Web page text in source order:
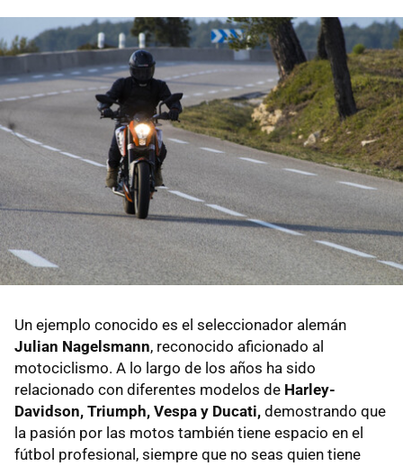
Un ejemplo conocido es el seleccionador alemán
Julian Nagelsmann, reconocido aficionado al
motociclismo. A lo largo de los años ha sido
relacionado con diferentes modelos de Harley-
Davidson, Triumph, Vespa y Ducati, demostrando que
la pasión por las motos también tiene espacio en el
fútbol profesional, siempre que no seas quien tiene